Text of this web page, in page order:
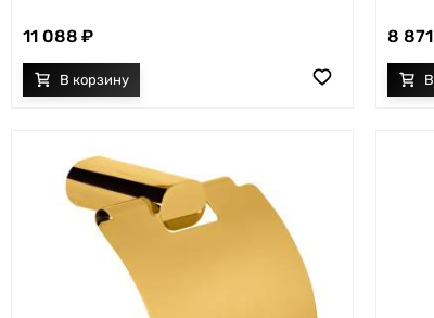
11 088 8 871